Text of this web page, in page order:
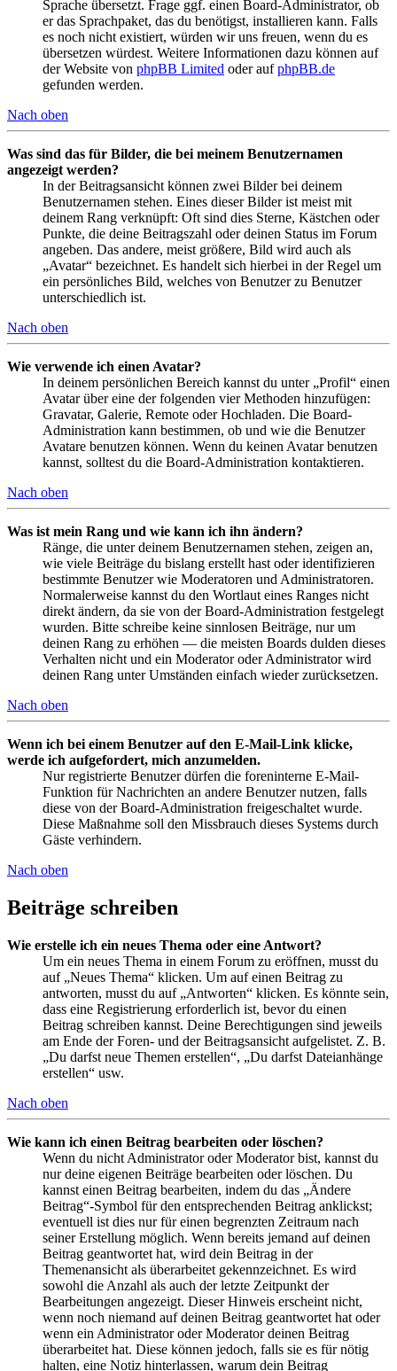
Sprache übersetzt. Frage ggf. einen Board-Administrator, ob
er das Sprachpaket, das du benötigst, installieren kann. Falls
es noch nicht existiert, würden wir uns freuen, wenn du es
übersetzen würdest. Weitere Informationen dazu können auf
der Website von phpBB Limited oder aufphpBB.de
gefunden werden.
Nach oben
Was sind das für Bilder, die bei meinem Benutzernamen
angezeigt werden?
In der Beitragsansicht können zwei Bilder bei deinem
Benutzernamen stehen. Eines dieser Bilder ist meist mit
deinem Rang verknüpft: Oft sind dies Sterne, Kästchen oder
Punkte, die deine Beitragszahl oder deinen Status im Forum
angeben. Das andere, meist größere, Bild wird auch als
„Avatar“ bezeichnet. Es handelt sich hierbei in der Regel um
ein persönliches Bild, welches von Benutzer zu Benutzer
unterschiedlich ist.
Nach oben
Wie verwende ich einen Avatar?
In deinem persönlichen Bereich kannst du unter „Profil“ einen
Avatar über eine der folgenden vier Methoden hinzufügen:
Gravatar, Galerie, Remote oder Hochladen. Die Board-
Administration kann bestimmen, ob und wie die Benutzer
Avatare benutzen können. Wenn du keinen Avatar benutzen
kannst, solltest du die Board-Administration kontaktieren.
Nach oben
Was ist mein Rang und wie kann ich ihn ändern?
Ränge, die unter deinem Benutzernamen stehen, zeigen an,
wie viele Beiträge du bislang erstellt hast oder identifizieren
bestimmte Benutzer wie Moderatoren und Administratoren.
Normalerweise kannst du den Wortlaut eines Ranges nicht
direkt ändern, da sie von der Board-Administration festgelegt
wurden. Bitte schreibe keine sinnlosen Beiträge, nur um
deinen Rang zu erhöhen — die meisten Boards dulden dieses
Verhalten nicht und ein Moderator oder Administrator wird
deinen Rang unter Umständen einfach wieder zurücksetzen.
Nach oben
Wenn ich bei einem Benutzer auf den E-Mail-Link klicke,
werde ich aufgefordert, mich anzumelden.
Nur registrierte Benutzer dürfen die foreninterne E-Mail-
Funktion für Nachrichten an andere Benutzer nutzen, falls
diese von der Board-Administration freigeschaltet wurde.
Diese Maßnahme soll den Missbrauch dieses Systems durch
Gäste verhindern.
Nach oben
Beiträge schreiben
Wie erstelle ich ein neues Thema oder eine Antwort?
Um ein neues Thema in einem Forum zu eröffnen, musst du
auf „Neues Thema“ klicken. Um auf einen Beitrag zu
antworten, musst du auf „Antworten“ klicken. Es könnte sein,
dass eine Registrierung erforderlich ist, bevor du einen
Beitrag schreiben kannst. Deine Berechtigungen sind jeweils
am Ende der Foren- und der Beitragsansicht aufgelistet. Z. B.
„Du darfst neue Themen erstellen“, „Du darfst Dateianhänge
erstellen“ usw.
Nach oben
Wie kann ich einen Beitrag bearbeiten oder löschen?
Wenn du nicht Administrator oder Moderator bist, kannst du
nur deine eigenen Beiträge bearbeiten oder löschen. Du
kannst einen Beitrag bearbeiten, indem du das „Ändere
Beitrag“-Symbol für den entsprechenden Beitrag anklickst;
eventuell ist dies nur für einen begrenzten Zeitraum nach
seiner Erstellung möglich. Wenn bereits jemand auf deinen
Beitrag geantwortet hat, wird dein Beitrag in der
Themenansicht als überarbeitet gekennzeichnet. Es wird
sowohl die Anzahl als auch der letzte Zeitpunkt der
Bearbeitungen angezeigt. Dieser Hinweis erscheint nicht,
wenn noch niemand auf deinen Beitrag geantwortet hat oder
wenn ein Administrator oder Moderator deinen Beitrag
überarbeitet hat. Diese können jedoch, falls sie es für nötig
halten, eine Notiz hinterlassen, warum dein Beitrag